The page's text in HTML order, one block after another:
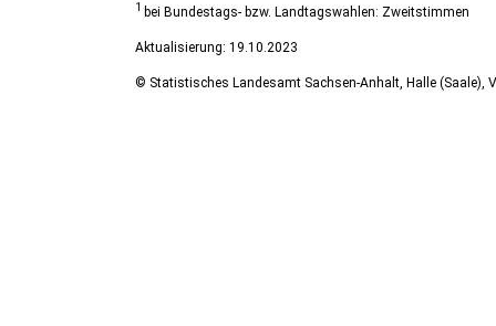
1 bei Bundestags- bzw. Landtagswahlen: Zweitstimmen
Aktualisierung: 19.10.2023
© Statistisches Landesamt Sachsen-Anhalt, Halle (Saale),